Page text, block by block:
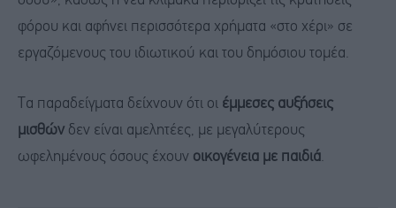
φόρου και αφήνει περισσότερα χρήματα «στο χέρι» σε
εργαζόμενους του ιδιωτικού και του δημόσιου τομέα.
Τα παραδείγματα δείχνουν ότι οι έμμεσες αυξήσεις
μισθών δεν είναι αμελητέες, με μεγαλύτερους
ωφελημένους όσους έχουν οικογένεια με παιδιά.